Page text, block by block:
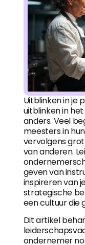
Uitblinken in je
uitblinken in
anders. Veel
meesters in
vervolgens
van anderen.
geven van
inspireren van
strategische
een cultuur die
Dit artikel
ondernemer